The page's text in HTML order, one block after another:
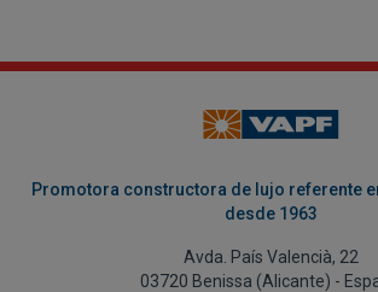
Promotora constructora de lujo referente
desde 1963
Avda. País Valencià, 22
03720 Benissa (Alicante) -